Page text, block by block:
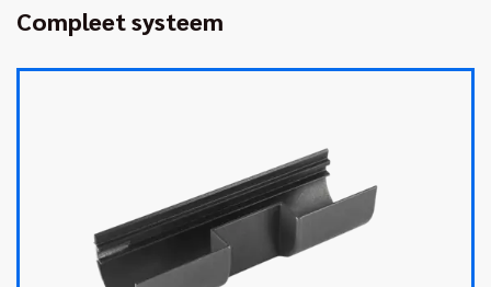
Compleet systeem